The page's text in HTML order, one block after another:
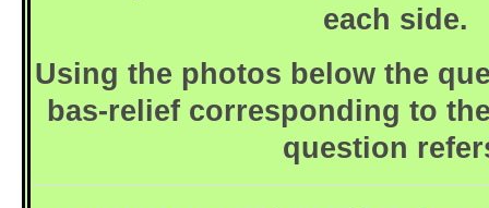
each side.
Using the photos below the
bas-relief corresponding to
question